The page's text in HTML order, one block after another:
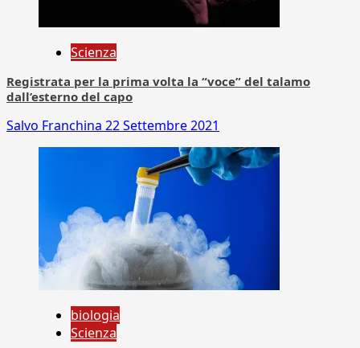
Scienza
Registrata per la prima volta la “voce” del talamo
dall’esterno del capo
Salvo Franchina 22 Settembre 2021
biologia
Scienza